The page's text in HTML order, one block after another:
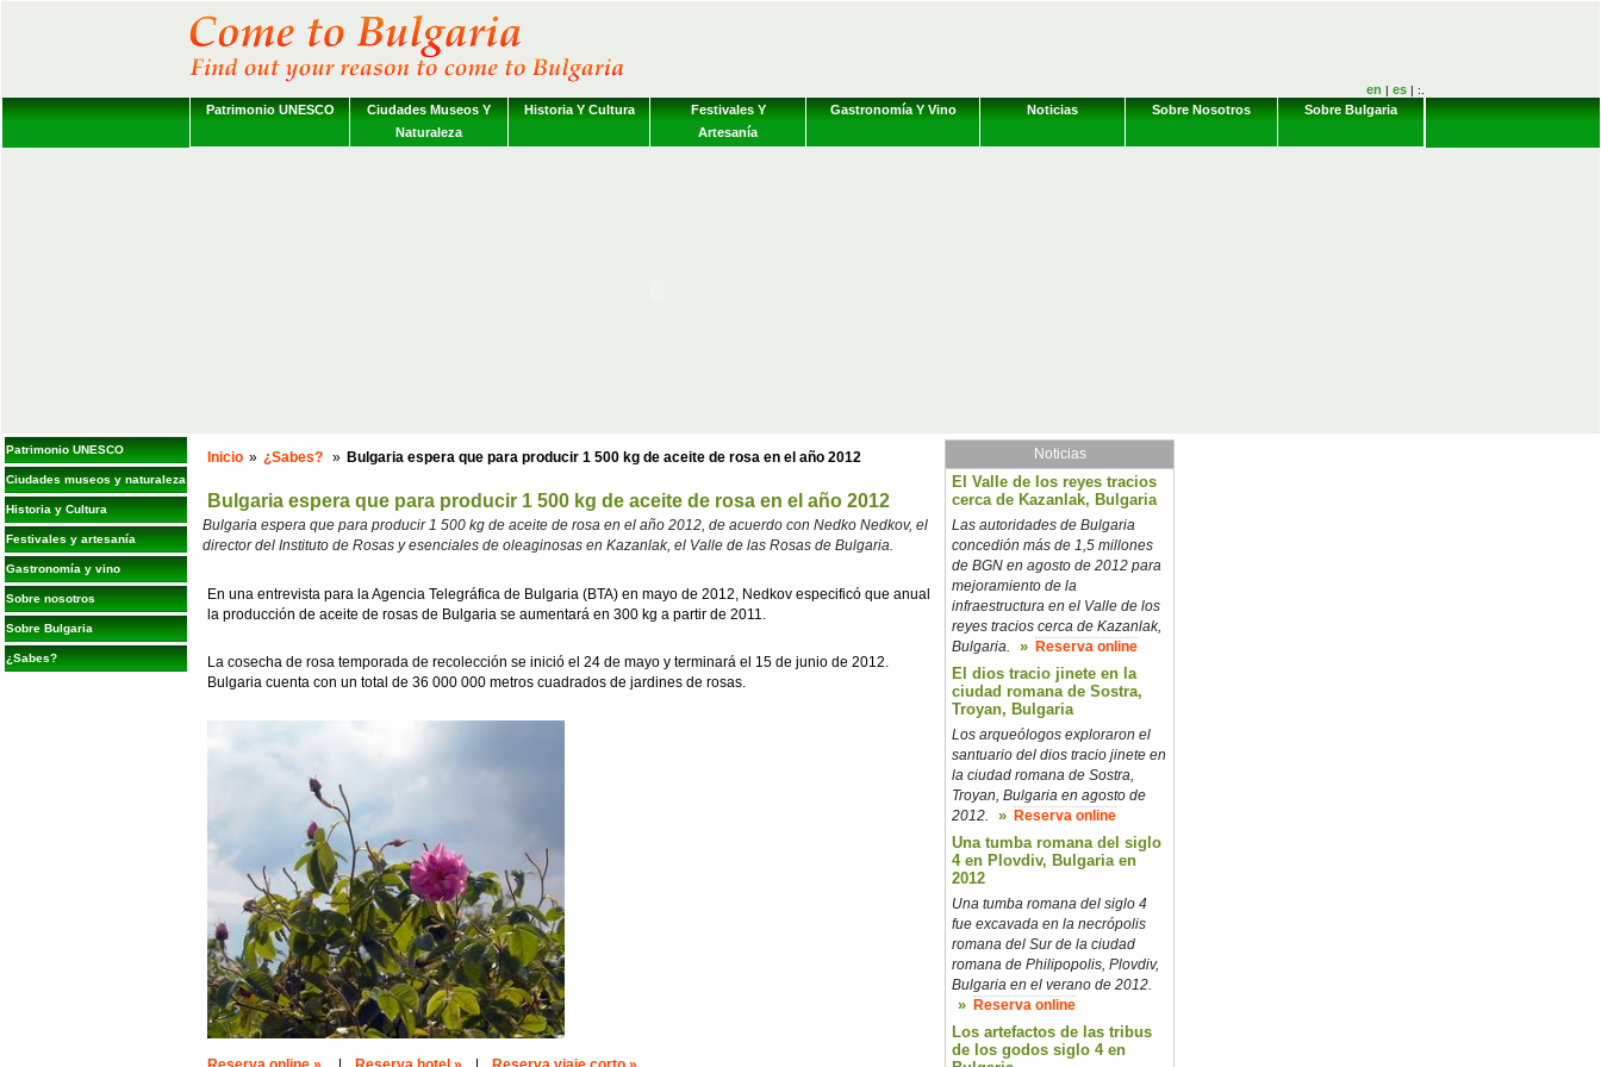
en | es | :.
Patrimonio UNESCO
Ciudades Museos Y
Naturaleza
Historia Y Cultura
Festivales Y
Artesanía
Gastronomía Y Vino Noticias Sobre Nosotros Sobre Bulgaria
Patrimonio UNESCO
Ciudades museos y naturaleza
Historia y Cultura
Festivales y artesanía
Gastronomía y vino
Sobre nosotros
Sobre Bulgaria
¿Sabes?
Inicio » ¿Sabes? » Bulgaria espera que para producir 1 500 kg de aceite de rosa en el año 2012
Bulgaria espera que para producir 1 500 kg de aceite de rosa en el año 2012
Bulgaria espera que para producir 1 500 kg de aceite de rosa en el año 2012, de acuerdo con Nedko Nedkov, el
director del Instituto de Rosas y esenciales de oleaginosas en Kazanlak, el Valle de las Rosas de Bulgaria.
En una entrevista para la Agencia Telegráfica de Bulgaria (BTA) en mayo de 2012, Nedkov especificó que anual
la producción de aceite de rosas de Bulgaria se aumentará en 300 kg a partir de 2011.
La cosecha de rosa temporada de recolección se inició el 24 de mayo y terminará el 15 de junio de 2012.
Bulgaria cuenta con un total de 36 000 000 metros cuadrados de jardines de rosas.
Noticias
El Valle de los reyes tracios
cerca de Kazanlak, Bulgaria
Las autoridades de Bulgaria
concedión más de 1,5 millones
de BGN en agosto de 2012 para
mejoramiento de la
infraestructura en el Valle de los
reyes tracios cerca de Kazanlak,
Bulgaria.
» Reserva online
El dios tracio jinete en la
ciudad romana de Sostra,
Troyan, Bulgaria
Los arqueólogos exploraron el
santuario del dios tracio jinete en
la ciudad romana de Sostra,
Troyan, Bulgaria en agosto de
2012.
» Reserva online
Una tumba romana del siglo
4 en Plovdiv, Bulgaria en
2012
Una tumba romana del siglo 4
fue excavada en la necrópolis
romana del Sur de la ciudad
romana de Philipopolis, Plovdiv,
Bulgaria en el verano de 2012.
» Reserva online
Los artefactos de las tribus
de los godos siglo 4 en